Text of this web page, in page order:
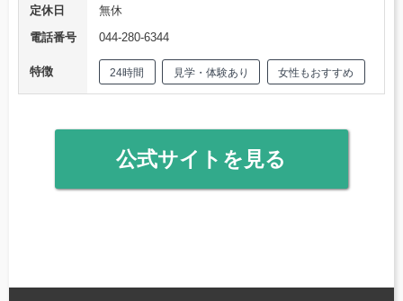
定休日
無休
電話番号
044-280-6344
特徴 24時間 見学・体験あり 女性もおすすめ
公式サイトを見る